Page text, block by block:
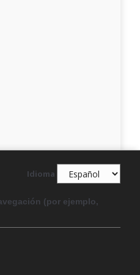
Idioma
(por ejemplo,